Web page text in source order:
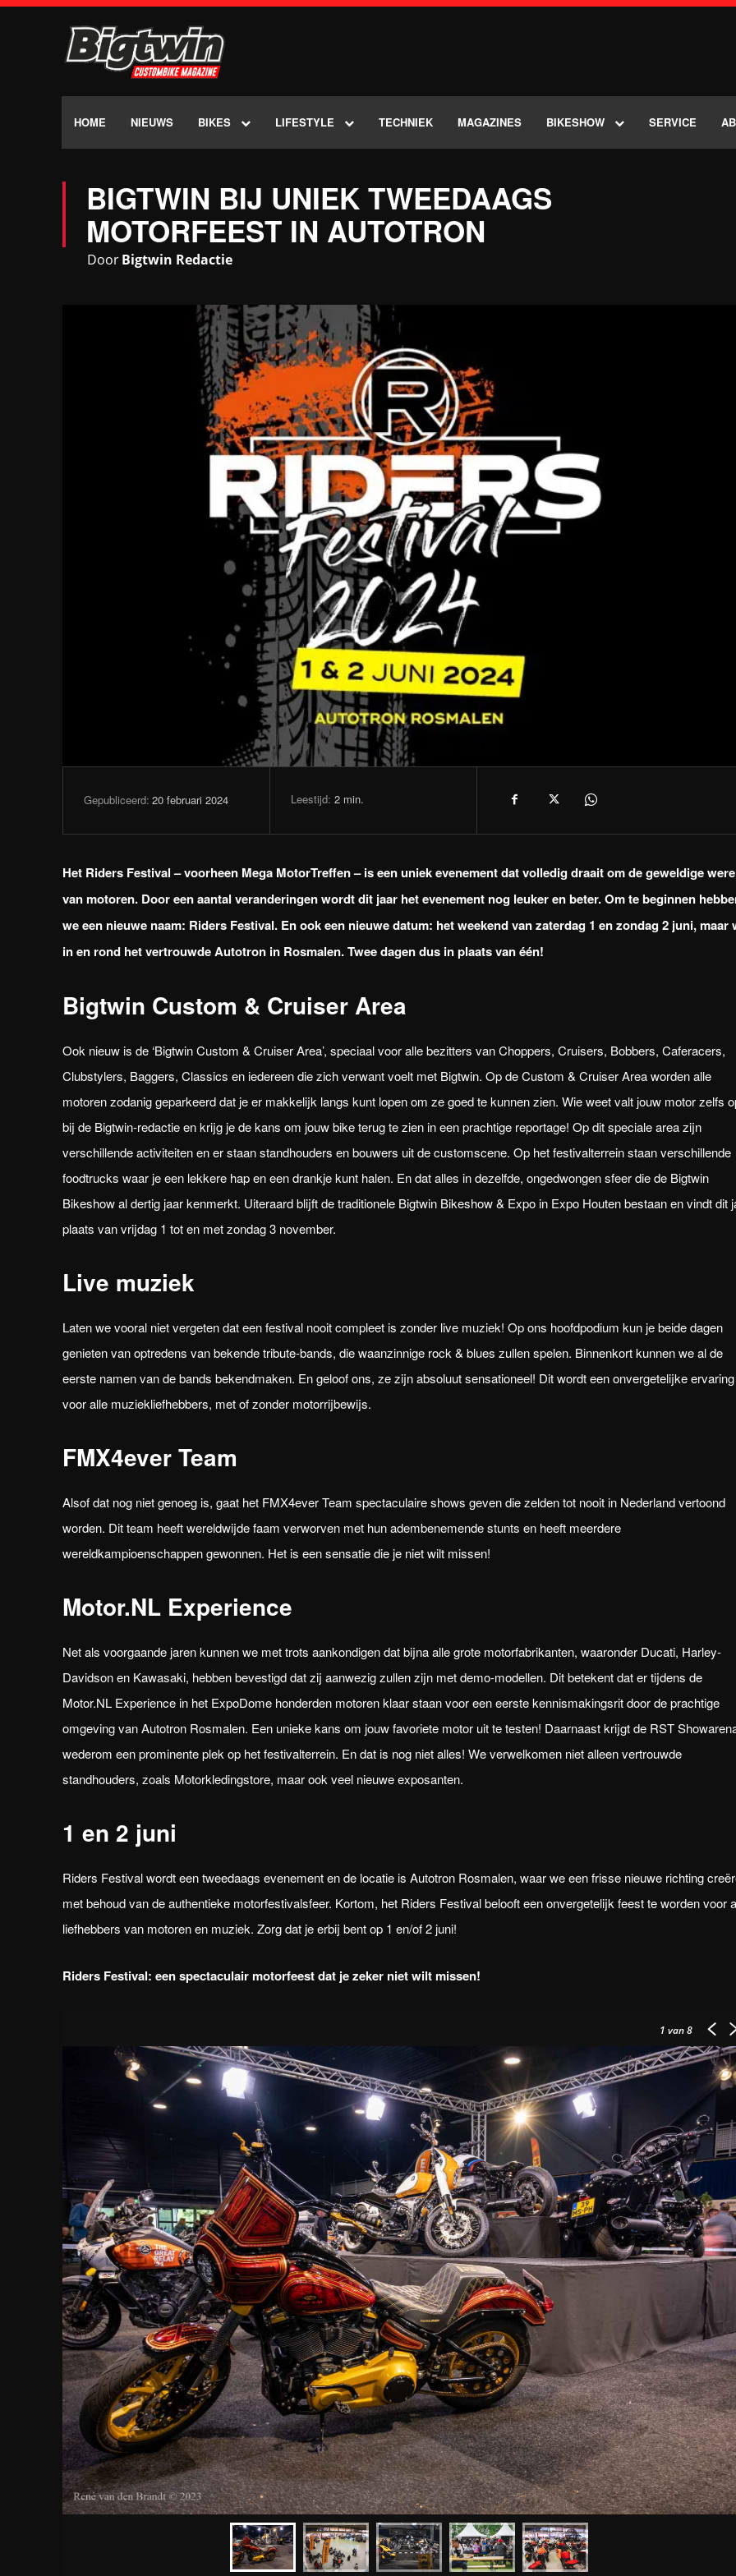
HOME NIEUWS BIKES LIFESTYLE TECHNIEK MAGAZINES BIKESHOW SERVICE
BIGTWIN BIJ UNIEK TWEEDAAGS
MOTORFEEST IN AUTOTRON
DoorBigtwin Redactie
Gepubliceerd: 20 februari 2024 Leestijd: 2 min.
Het Riders Festival – voorheen Mega MotorTreffen – is een uniek evenement dat volledig draait om de geweldige
van motoren. Door een aantal veranderingen wordt dit jaar het evenement nog leuker en beter.Om te beginnen
we een nieuwe naam: Riders Festival. En ook een nieuwe datum: het weekend van zaterdag 1 en zondag 2 juni, maar
in en rond het vertrouwde Autotron in Rosmalen. Twee dagen dus in plaats van één!
Bigtwin Custom & Cruiser Area
Ook nieuw is de ‘Bigtwin Custom & Cruiser Area’, speciaal voor alle bezitters van Choppers, Cruisers, Bobbers, Caferacers,
Clubstylers, Baggers, Classics en iedereen die zich verwant voelt met Bigtwin. Op de Custom & Cruiser Area worden alle
motoren zodanig geparkeerd dat je er makkelijk langs kunt lopen om ze goed te kunnen zien. Wie weet valt jouw motor zelfs
bij de Bigtwin-redactie en krijg je de kans om jouw bike terug te zien in een prachtige reportage! Op dit speciale area zijn
verschillende activiteiten en er staan standhouders en bouwers uit de customscene. Op het festivalterrein staan verschillende
foodtrucks waar je een lekkere hap en een drankje kunt halen. En dat alles in dezelfde, ongedwongen sfeer die de Bigtwin
Bikeshow al dertig jaar kenmerkt. Uiteraard blijft de traditionele Bigtwin Bikeshow & Expo in Expo Houten bestaan en vindt dit
plaats van vrijdag 1 tot en met zondag 3 november.
Live muziek
Laten we vooral niet vergeten dat een festival nooit compleet is zonder live muziek! Op ons hoofdpodium kun je beide dagen
genieten van optredens van bekende tribute-bands, die waanzinnige rock & blues zullen spelen. Binnenkort kunnen we al de
eerste namen van de bands bekendmaken. En geloof ons, ze zijn absoluut sensationeel! Dit wordt een onvergetelijke ervaring
voor alle muziekliefhebbers, met of zonder motorrijbewijs.
FMX4ever Team
Alsof dat nog niet genoeg is, gaat het FMX4ever Team spectaculaire shows geven die zelden tot nooit in Nederland vertoond
worden. Dit team heeft wereldwijde faam verworven met hun adembenemende stunts en heeft meerdere
wereldkampioenschappen gewonnen. Het is een sensatie die je niet wilt missen!
Motor.NL Experience
Net als voorgaande jaren kunnen we met trots aankondigen dat bijna alle grote motorfabrikanten, waaronder Ducati, Harley-
Davidson en Kawasaki, hebben bevestigd dat zij aanwezig zullen zijn met demo-modellen. Dit betekent dat er tijdens de
Motor.NL Experience in het ExpoDome honderden motoren klaar staan voor een eerste kennismakingsrit door de prachtige
omgeving van Autotron Rosmalen. Een unieke kans om jouw favoriete motor uit te testen! Daarnaast krijgt de RST
wederom een prominente plek op het festivalterrein. En dat is nog niet alles! We verwelkomen niet alleen vertrouwde
standhouders, zoals Motorkledingstore, maar ook veel nieuwe exposanten.
1 en 2 juni
Riders Festival wordt een tweedaags evenement en de locatie is Autotron Rosmalen, waar we een frisse nieuwe richting
met behoud van de authentieke motorfestivalsfeer. Kortom, het Riders Festival belooft een onvergetelijk feest te worden voor
liefhebbers van motoren en muziek. Zorg dat je erbij bent op 1 en/of 2 juni!
Riders Festival: een spectaculair motorfeest dat je zeker niet wilt missen!
1 van 8